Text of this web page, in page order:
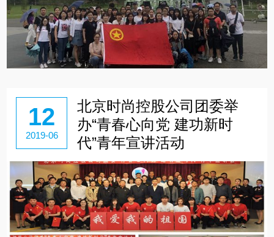
12
2019-06
北京时尚控股公司团委举
办“青春心向党 建功新时
代”青年宣讲活动